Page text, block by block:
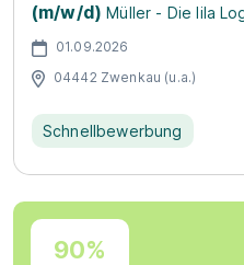
(m/w/d) Müller - Die lila
01.09.2026
04442 Zwenkau (u.a.)
Schnellbewerbung
90%